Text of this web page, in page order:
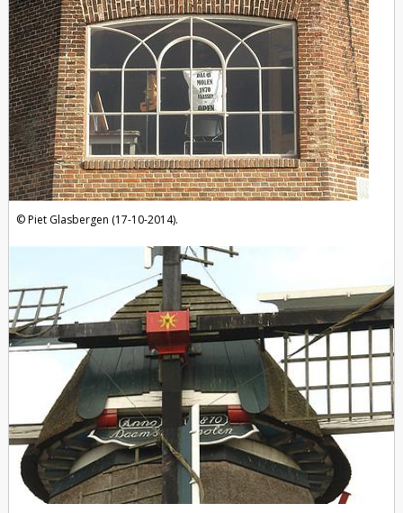
Piet Glasbergen (17-10-2014).